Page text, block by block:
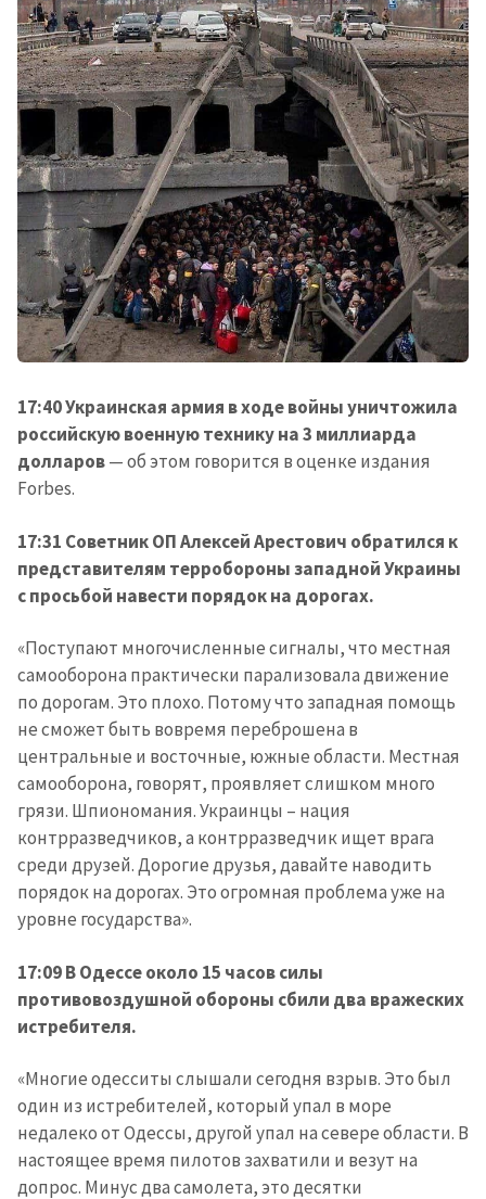
17:40Украинская армия в ходе войны уничтожила
российскую военную технику на 3 миллиарда
долларов— об этом говорится в оценке издания
Forbes.
17:31 Советник ОП Алексей Арестович обратился к
представителям терробороны западной Украины
с просьбой навести порядок на дорогах.
«Поступают многочисленные сигналы, что местная
самооборона практически парализовала движение
по дорогам. Это плохо. Потому что западная помощь
не сможет быть вовремя переброшена в
центральные и восточные, южные области. Местная
самооборона, говорят, проявляет слишком много
грязи. Шпиономания. Украинцы – нация
контрразведчиков, а контрразведчик ищет врага
среди друзей. Дорогие друзья, давайте наводить
порядок на дорогах. Это огромная проблема уже на
уровне государства».
17:09 В Одессе около 15 часов силы
противовоздушной обороны сбили два вражеских
истребителя.
«Многие одесситы слышали сегодня взрыв. Это был
один из истребителей, который упал в море
недалеко от Одессы, другой упал на севере области. В
настоящее время пилотов захватили и везут на
допрос. Минус два самолета, это десятки